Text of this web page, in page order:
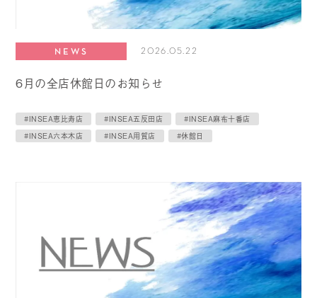
NEWS 2026.05.22
6月の全店休館日のお知らせ
#INSEA恵比寿店 #INSEA五反田店
#INSEA麻布十番店
#INSEA六本木店
#INSEA用賀店 #休館日